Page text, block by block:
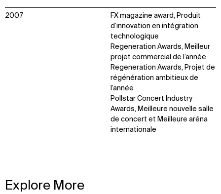
2007
FX magazine award, Produit
d’innovation en intégration
technologique
Regeneration Awards, Meilleur
projet commercial de l’année
Regeneration Awards, Projet de
régénération ambitieux de
l’année
Pollstar Concert Industry
Awards, Meilleure nouvelle salle
de concert et Meilleure aréna
internationale
Explore More